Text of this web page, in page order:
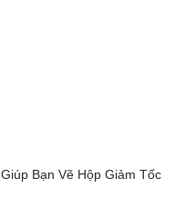
Bạn Vẽ Hộp Giảm Tốc